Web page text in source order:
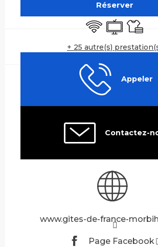
Réserver
WiFi Télévision
Draps
+ 25 autre(s)
Appeler
Contactez-
www.gites-de-france-
Page Facebook